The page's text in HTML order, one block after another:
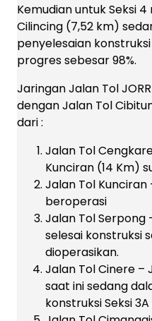
Kemudian untuk Seksi
Cilincing (7,52 km)
penyelesaian
progres sebesar 98%.
Jaringan Jalan Tol
dengan Jalan Tol
dari :
Jalan Tol
Kunciran (14 Km)
Jalan Tol Kunciran
beroperasi
Jalan Tol Serpong
selesai konstruksi
dioperasikan.
Jalan Tol Cinere –
saat ini sedang
konstruksi Seksi